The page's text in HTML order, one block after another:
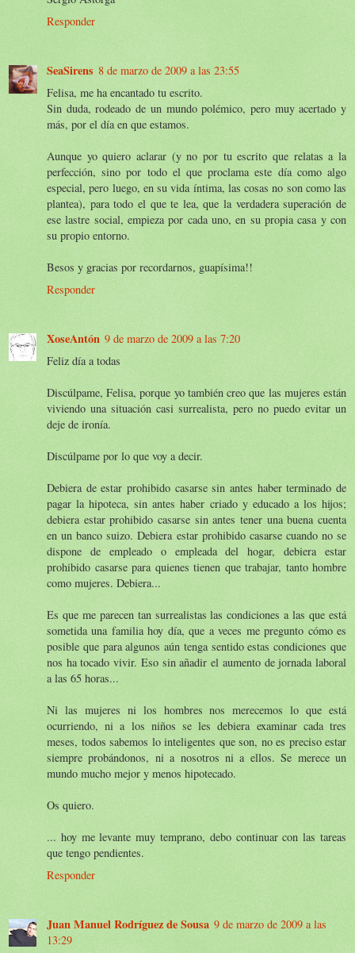
Responder
SeaSirens 8 de marzo de 2009 a las 23:55
Felisa, me ha encantado tu escrito.
Sin duda, rodeado de un mundo polémico, pero muy acertado y
más, por el día en que estamos.
Aunque yo quiero aclarar (y no por tu escrito que relatas a la
perfección, sino por todo el que proclama este día como algo
especial, pero luego, en su vida íntima, las cosas no son como las
plantea), para todo el que te lea, que la verdadera superación de
ese lastre social, empieza por cada uno, en su propia casa y con
su propio entorno.
Besos y gracias por recordarnos, guapísima!!
Responder
XoseAntón 9 de marzo de 2009 a las 7:20
Feliz día a todas
Discúlpame, Felisa, porque yo también creo que las mujeres están
viviendo una situación casi surrealista, pero no puedo evitar un
deje de ironía.
Discúlpame por lo que voy a decir.
Debiera de estar prohibido casarse sin antes haber terminado de
pagar la hipoteca, sin antes haber criado y educado a los hijos;
debiera estar prohibido casarse sin antes tener una buena cuenta
en un banco suizo. Debiera estar prohibido casarse cuando no se
dispone de empleado o empleada del hogar, debiera estar
prohibido casarse para quienes tienen que trabajar, tanto hombre
como mujeres. Debiera...
Es que me parecen tan surrealistas las condiciones a las que está
sometida una familia hoy día, que a veces me pregunto cómo es
posible que para algunos aún tenga sentido estas condiciones que
nos ha tocado vivir. Eso sin añadir el aumento de jornada laboral
a las 65 horas...
Ni las mujeres ni los hombres nos merecemos lo que está
ocurriendo, ni a los niños se les debiera examinar cada tres
meses, todos sabemos lo inteligentes que son, no es preciso estar
siempre probándonos, ni a nosotros ni a ellos. Se merece un
mundo mucho mejor y menos hipotecado.
Os quiero.
... hoy me levante muy temprano, debo continuar con las tareas
que tengo pendientes.
Responder
Juan Manuel Rodríguez de Sousa 9 de marzo de 2009 a las
13:29